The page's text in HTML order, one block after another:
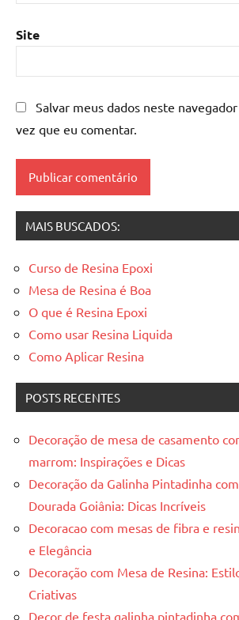
epoxi
mesa
de
madeira
mesas
resinadas
Site
Salvar meus dados neste
vez que eu comentar.
MAIS BUSCADOS:
Curso de Resina Epoxi
Mesa de Resina é Boa
O que é Resina Epoxi
Como usar Resina Liquida
Como Aplicar Resina
POSTS RECENTES
Decoração de mesa de casamento
marrom: Inspirações e Dicas
Decoração da Galinha Pintadinha
Dourada Goiânia: Dicas Incríveis
Decoracao com mesas de fibra e
e Elegância
Decoração com Mesa de Resina:
Criativas
Decor de festa galinha pintadinha